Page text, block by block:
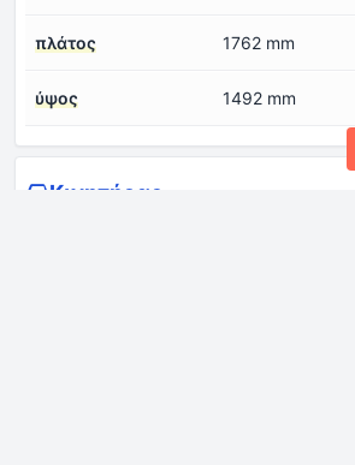
πλάτος 1762 mm
ύψος 1492 mm
Κινητήρας